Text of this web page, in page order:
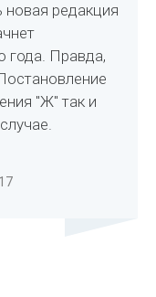
новая редакция
года. Правда,
"Ж" так и